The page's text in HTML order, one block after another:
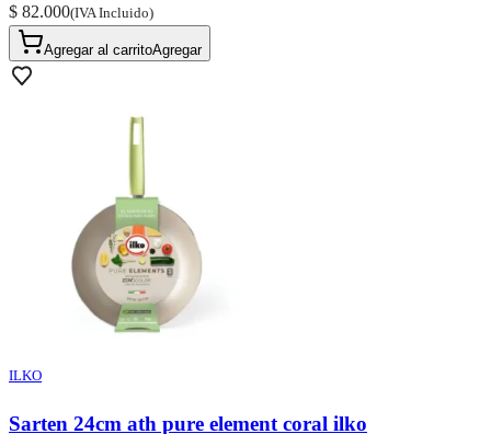
$ 82.000(IVA Incluido)
Agregar al carritoAgregar
ILKO
Sarten 24cm ath pure element coral ilko